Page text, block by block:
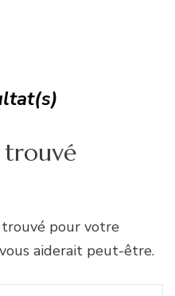
trouvé
pour votre
aiderait peut-être.